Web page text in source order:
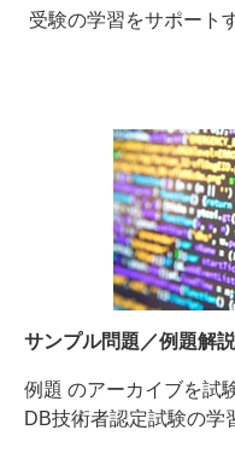
受験の学習をサポート
サンプル問題／例題解説
例題 のアーカイブを試
DB技術者認定試験の学